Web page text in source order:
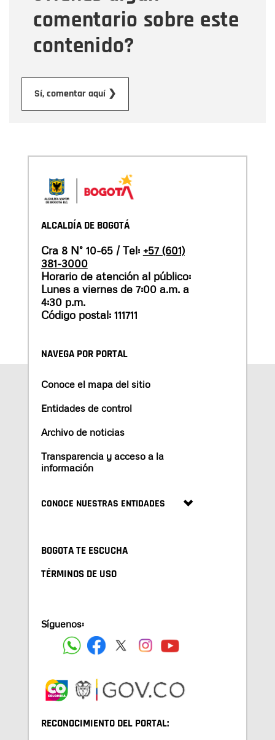
comentario sobre este
contenido?
Sí, comentar aquí ❯
ALCALDÍA DE BOGOTÁ
Cra 8 N° 10-65 / Tel: +57 (601)
381-3000
Horario de atención al público:
Lunes a viernes de 7:00 a.m. a
4:30 p.m.
Código postal: 111711
NAVEGA POR PORTAL
Conoce el mapa del sitio
Entidades de control
Archivo de noticias
Transparencia y acceso a la
información
CONOCE NUESTRAS ENTIDADES
BOGOTA TE ESCUCHA
TÉRMINOS DE USO
Síguenos:
RECONOCIMIENTO DEL PORTAL: